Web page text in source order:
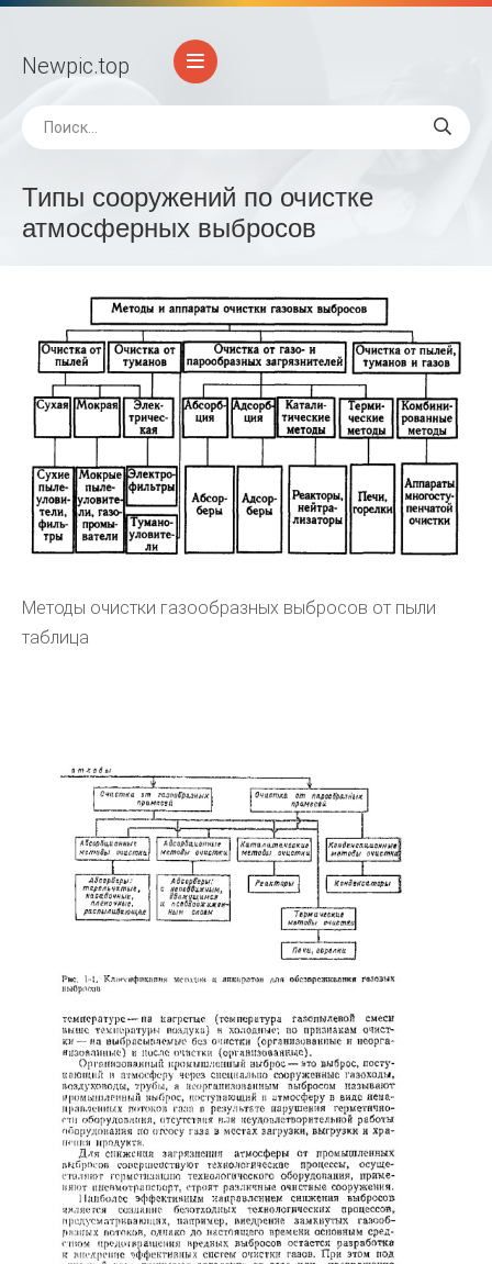
Newpic.top
Типы сооружений по очистке
атмосферных выбросов
Методы очистки газообразных выбросов от пыли
таблица